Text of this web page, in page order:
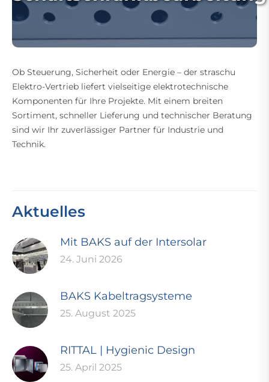
Ob Steuerung, Sicherheit oder Energie – der straschu
Elektro-Vertrieb liefert vielseitige elektrotechnische
Komponenten für Ihre Projekte. Mit einem breiten
Sortiment, schneller Lieferung und technischer Beratung
sind wir Ihr zuverlässiger Partner für Industrie und
Technik.
Aktuelles
Mit BAKS auf der Intersolar
24. Juni 2026
BAKS Kabeltragsysteme
25. August 2025
RITTAL | Hygienic Design
25. April 2025